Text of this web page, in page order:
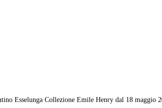
Esselunga Collezione Emile Henry dal 18 maggio